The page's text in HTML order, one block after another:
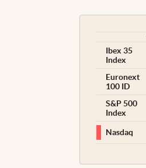
Ibex 35
Index
Euronext
100 ID
S&P 500
Index
Nasdaq